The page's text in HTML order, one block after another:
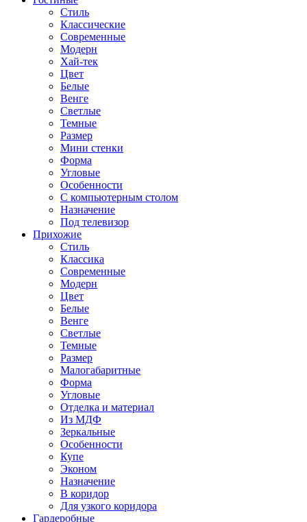
Стиль
Классические
Современные
Модерн
Хай-тек
Цвет
Белые
Венге
Светлые
Темные
Размер
Мини стенки
Форма
Угловые
Особенности
С компьютерным столом
Назначение
Под телевизор
Прихожие
Стиль
Классика
Современные
Модерн
Цвет
Белые
Венге
Светлые
Темные
Размер
Малогабаритные
Форма
Угловые
Отделка и материал
Из МДФ
Зеркальные
Особенности
Купе
Эконом
Назначение
В коридор
Для узкого коридора
Гардеробные